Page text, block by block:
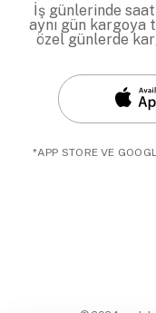
İş günlerinde
aynı gün kargoya
özel günlerde
*APP STORE VE